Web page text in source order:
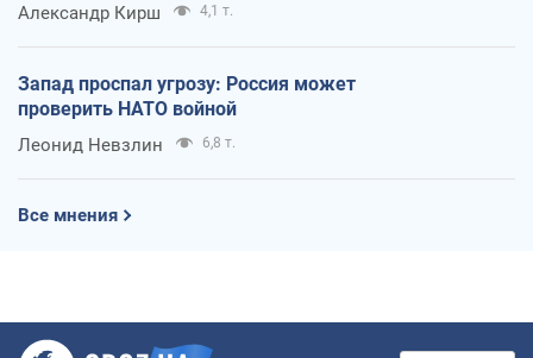
Александр Кирш 4,1 т.
Запад проспал угрозу: Россия может
проверить НАТО войной
Леонид Невзлин 6,8 т.
Все мнения